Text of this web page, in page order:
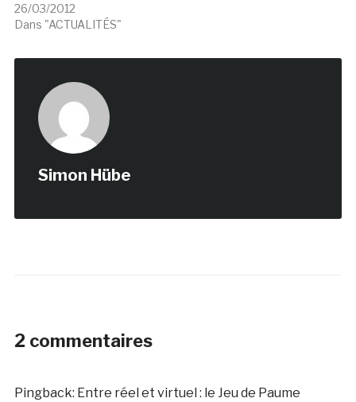
26/03/2012
Dans "ACTUALITÉS"
Simon Hübe
2 commentaires
Pingback: Entre réel et virtuel : le Jeu de Paume